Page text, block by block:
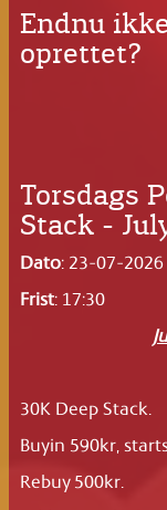
Endnu
oprettet?
Torsdags
Stack -
Dato: 23-07-2026
Frist: 17:30
30K Deep Stack.
Buyin 590kr,
Rebuy 500kr.